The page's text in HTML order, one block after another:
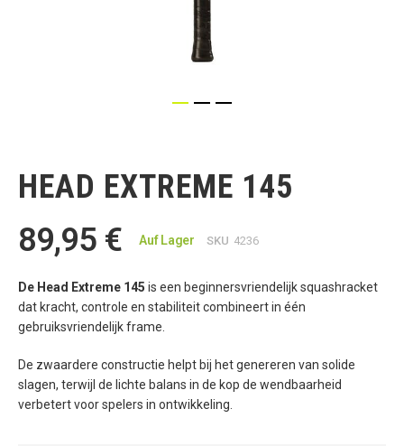
Bildgalerie
springen
HEAD EXTREME 145
89,95 €
Auf Lager SKU 4236
De Head Extreme 145 is een beginnersvriendelijk squashracket
dat kracht, controle en stabiliteit combineert in één
gebruiksvriendelijk frame.
De zwaardere constructie helpt bij het genereren van solide
slagen, terwijl de lichte balans in de kop de wendbaarheid
verbetert voor spelers in ontwikkeling.